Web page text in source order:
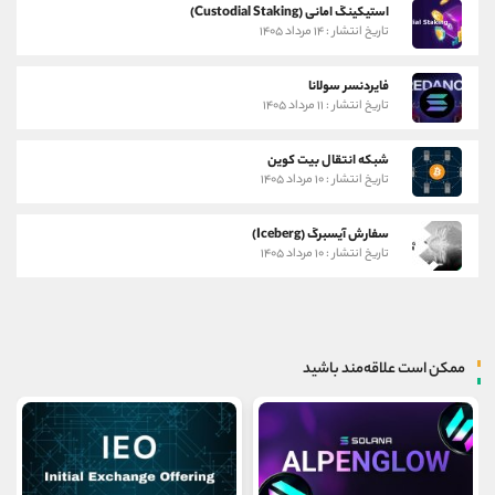
استیکینگ امانی (Custodial Staking)
تاریخ انتشار : ۱۴ مرداد ۱۴۰۵
فایردنسر سولانا
تاریخ انتشار : ۱۱ مرداد ۱۴۰۵
شبکه انتقال بیت کوین
تاریخ انتشار : ۱۰ مرداد ۱۴۰۵
سفارش آیسبرگ (Iceberg)
تاریخ انتشار : ۱۰ مرداد ۱۴۰۵
ممکن است علاقه‌مند باشید